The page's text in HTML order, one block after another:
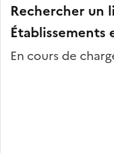
Rechercher un
Établissements
En cours de